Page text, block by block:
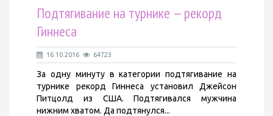
Подтягивание на турнике — рекорд
Гиннеса
16.10.2016 64723
За одну минуту в категории подтягивание на
турнике рекорд Гиннеса установил Джейсон
Питцолд из США. Подтягивался мужчина
нижним хватом. Да подтянулся...